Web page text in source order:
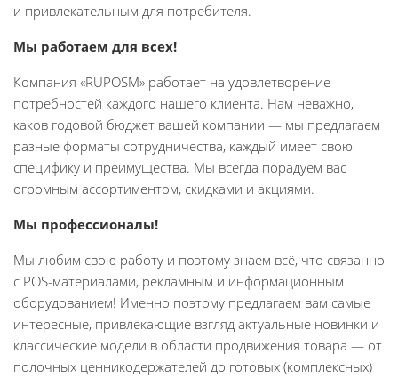
и привлекательным для потребителя.
Мы работаем для всех!
Компания «RUPOSM» работает на удовлетворение
потребностей каждого нашего клиента. Нам неважно,
каков годовой бюджет вашей компании — мы предлагаем
разные форматы сотрудничества, каждый имеет свою
специфику и преимущества. Мы всегда порадуем вас
огромным ассортиментом, скидками и акциями.
Мы профессионалы!
Мы любим свою работу и поэтому знаем всё, что связанно
с POS-материалами, рекламным и информационным
оборудованием! Именно поэтому предлагаем вам самые
интересные, привлекающие взгляд актуальные новинки и
классические модели в области продвижения товара — от
полочных ценникодержателей до готовых (комплексных)